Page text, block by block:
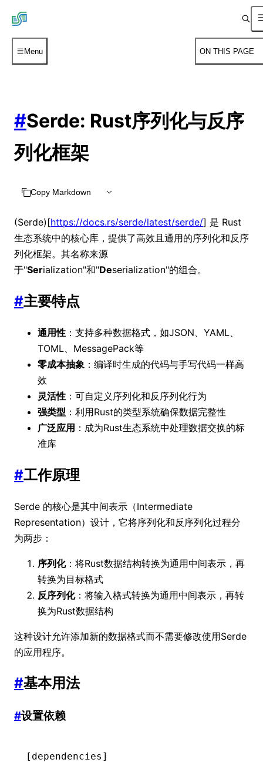
Menu ON THIS PAGE
#Serde: Rust序列化与反序
列化框架
Copy Markdown
(Serde)[https://docs.rs/serde/latest/serde/] 是 Rust
生态系统中的核心库，提供了高效且通用的序列化和反序
列化框架。其名称来源
于"Serialization"和"Deserialization"的组合。
#主要特点
通用性 ：支持多种数据格式，如JSON、YAML、
TOML、MessagePack等
零成本抽象 ：编译时生成的代码与手写代码一样高
效
灵活性 ：可自定义序列化和反序列化行为
强类型 ：利用Rust的类型系统确保数据完整性
广泛应用 ：成为Rust生态系统中处理数据交换的标
准库
#工作原理
Serde 的核心是其中间表示（Intermediate
Representation）设计，它将序列化和反序列化过程分
为两步：
序列化：将Rust数据结构转换为通用中间表示，再
转换为目标格式
反序列化：将输入格式转换为通用中间表示，再转
换为Rust数据结构
这种设计允许添加新的数据格式而不需要修改使用Serde
的应用程序。
#基本用法
#设置依赖
[dependencies]